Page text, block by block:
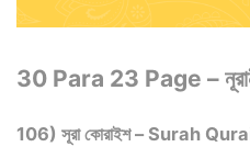
30 Para 23 Page –
106) সূরা কোরাইশ – Surah